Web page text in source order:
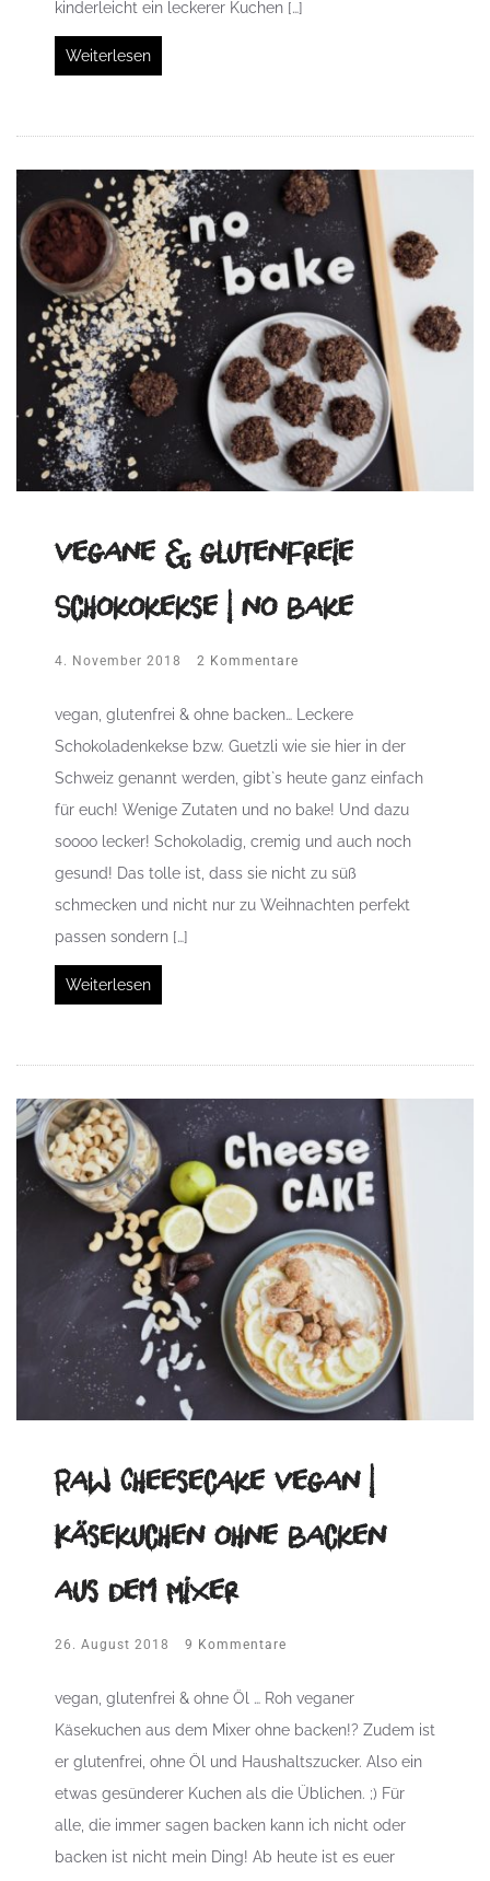
kinderleicht ein leckerer Kuchen […]
Weiterlesen
vegane & glutenfreie
Schokokekse | no bake
4. November 2018 2 Kommentare
vegan, glutenfrei & ohne backen… Leckere
Schokoladenkekse bzw. Guetzli wie sie hier in der
Schweiz genannt werden, gibt`s heute ganz einfach
für euch! Wenige Zutaten und no bake! Und dazu
soooo lecker! Schokoladig, cremig und auch noch
gesund! Das tolle ist, dass sie nicht zu süß
schmecken und nicht nur zu Weihnachten perfekt
passen sondern […]
Weiterlesen
Raw Cheesecake vegan |
Käsekuchen ohne backen
aus dem Mixer
26. August 2018 9 Kommentare
vegan, glutenfrei & ohne Öl … Roh veganer
Käsekuchen aus dem Mixer ohne backen!? Zudem ist
er glutenfrei, ohne Öl und Haushaltszucker. Also ein
etwas gesünderer Kuchen als die Üblichen. ;) Für
alle, die immer sagen backen kann ich nicht oder
backen ist nicht mein Ding! Ab heute ist es euer